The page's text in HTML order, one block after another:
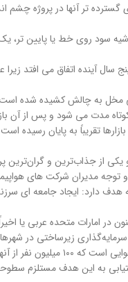
سود روی خط یا پایین تر،
زیرا عربستان سعودی سرمایه گذاری
به چالش کشیده شده است.
طول کشیده است و یکی از
توجه مدیران شرکت های
سعودی سه هدف دارد: ایجاد
در امارات متحده عربی یا
زیرساختی در
به این هدف مستلزم